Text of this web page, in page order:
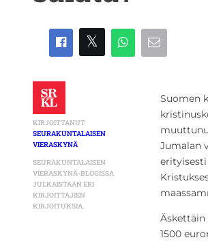
KIRJOITTANUT
SEURAKUNTALAISEN
VIERASKYNÄ
SEURAKUNTALAISEN
VIERASKYNÄ-BLOGISSA
JULKAISTAAN ERI
KIRJOITTAJIEN
KIRJOITUKSIA.
Suomen
Jumalan
erityisesti
Äskettäin
1500